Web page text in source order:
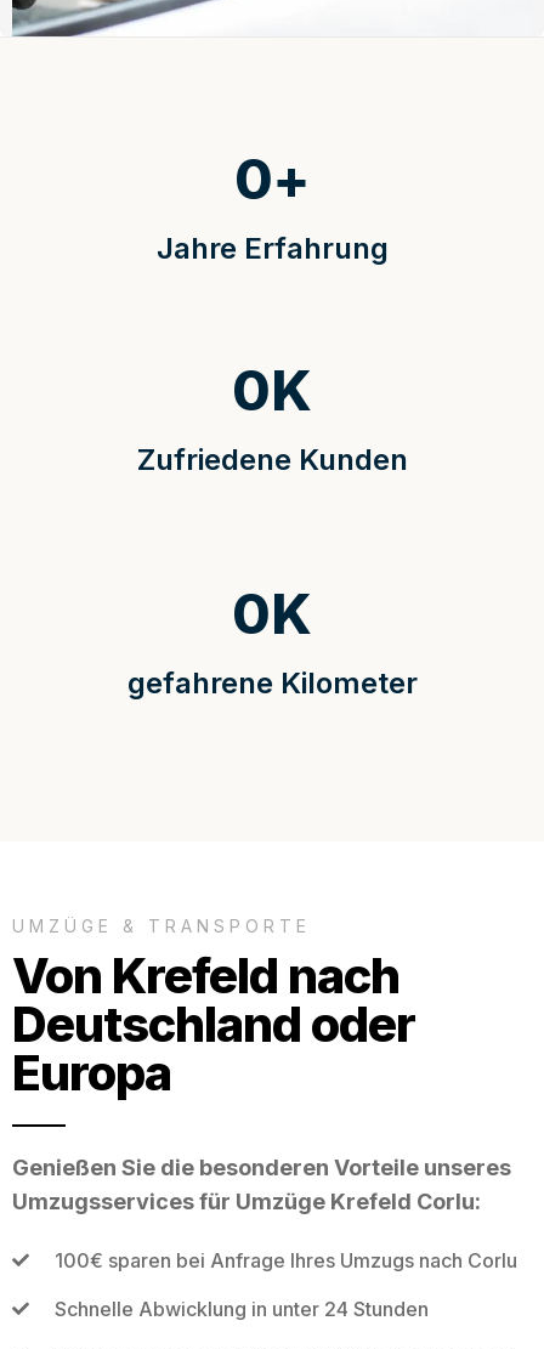
Jahre Erfahrung
0+
Zufriedene Kunden
0K
gefahrene Kilometer
0K
UMZÜGE & TRANSPORTE
Von Krefeld nach
Deutschland oder
Europa
Genießen Sie die besonderen Vorteile unseres
Umzugsservices für Umzüge Krefeld Corlu:
100€ sparen bei Anfrage Ihres Umzugs nach Corlu
Schnelle Abwicklung in unter 24 Stunden